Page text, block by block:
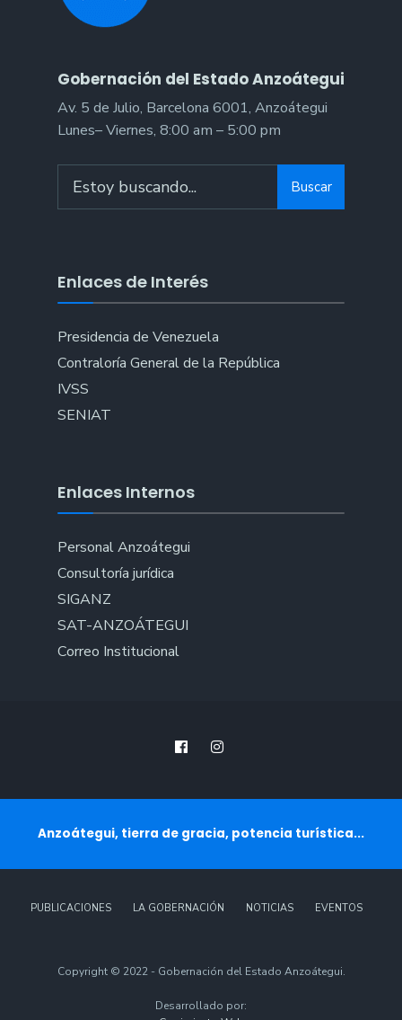
Gobernación del Estado Anzoátegui
Av. 5 de Julio, Barcelona 6001, Anzoátegui
Lunes– Viernes, 8:00 am – 5:00 pm
Buscar
Enlaces de Interés
Presidencia de Venezuela
Contraloría General de la República
IVSS
SENIAT
Enlaces Internos
Personal Anzoátegui
Consultoría jurídica
SIGANZ
SAT-ANZOÁTEGUI
Correo Institucional
Anzoátegui, tierra de gracia, potencia turística...
PUBLICACIONES LA GOBERNACIÓN NOTICIAS EVENTOS
Copyright © 2022 - Gobernación del Estado Anzoátegui.
Desarrollado por: